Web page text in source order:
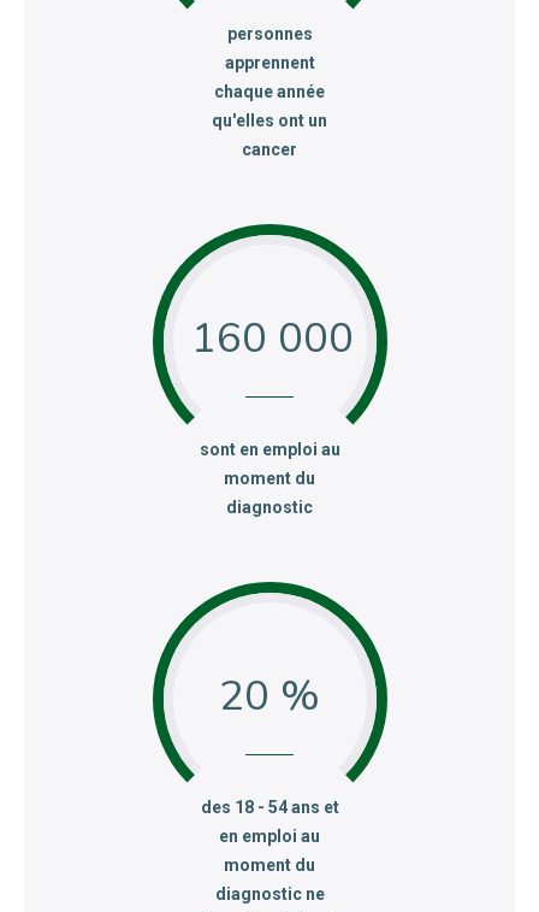
:personnes
apprennent
chaque année
qu'elles ont un
cancer
160 000
:sont en emploi au
moment du
diagnostic
20 %
:des 18 - 54 ans et
en emploi au
moment du
diagnostic ne